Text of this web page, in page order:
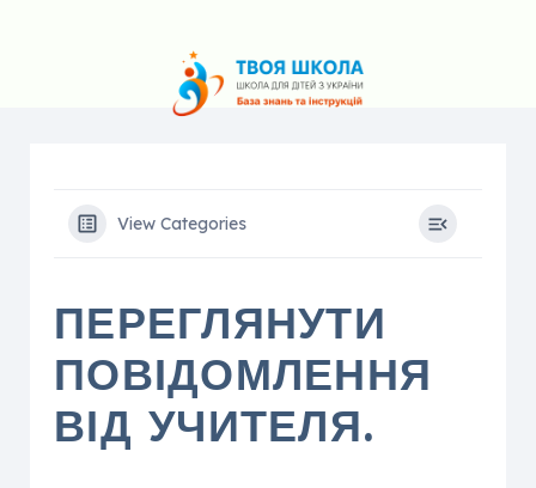
View Categories
ПЕРЕГЛЯНУТИ
ПОВІДОМЛЕННЯ
ВІД УЧИТЕЛЯ.